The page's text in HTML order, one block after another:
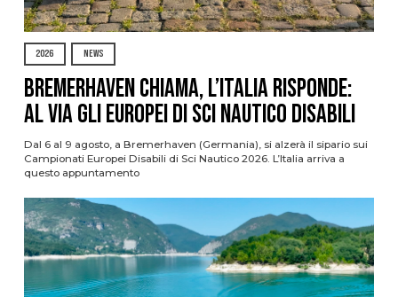
2026 NEWS
Bremerhaven chiama, l’Italia risponde:
al via gli Europei di Sci Nautico Disabili
Dal 6 al 9 agosto, a Bremerhaven (Germania), si alzerà il sipario sui
Campionati Europei Disabili di Sci Nautico 2026. L’Italia arriva a
questo appuntamento